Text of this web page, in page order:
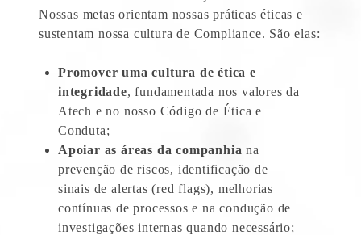
Nossas metas orientam nossas práticas éticas e
sustentam nossa cultura de Compliance. São elas:
Promover uma cultura de ética e
integridade, fundamentada nos valores da
Atech e no nosso Código de Ética e
Conduta;
Apoiar as áreas da companhia na
prevenção de riscos, identificação de
sinais de alertas (red flags), melhorias
contínuas de processos e na condução de
investigações internas quando necessário;